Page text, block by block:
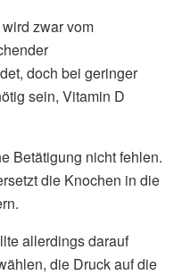
zwar vom
doch bei geringer
sein, Vitamin D
Betätigung nicht fehlen.
die Knochen in die
allerdings darauf
die Druck auf die